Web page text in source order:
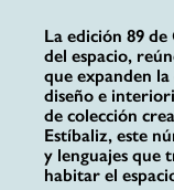
La edición 89 de
del espacio,
que expanden
diseño e
de colección
Estíbaliz, este
y lenguajes que
habitar el